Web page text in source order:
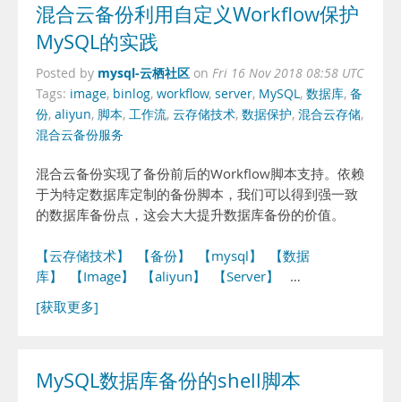
混合云备份利用自定义Workflow保护
MySQL的实践
Posted by mysql-云栖社区 on Fri 16 Nov 2018 08:58 UTC
Tags: image, binlog, workflow, server, MySQL, 数据库, 备
份, aliyun, 脚本, 工作流, 云存储技术, 数据保护, 混合云存储,
混合云备份服务
混合云备份实现了备份前后的Workflow脚本支持。依赖
于为特定数据库定制的备份脚本，我们可以得到强一致
的数据库备份点，这会大大提升数据库备份的价值。
【云存储技术】 【备份】 【mysql】
【数据
库】
【Image】 【aliyun】 【Server】
…
[获取更多]
MySQL数据库备份的shell脚本